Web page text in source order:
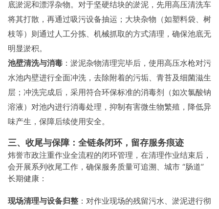
底淤泥和漂浮杂物。对于坚硬结块的淤泥，先用高压清洗车
将其打散，再通过吸污设备抽运；大块杂物（如塑料袋、树
枝等）则通过人工分拣、机械抓取的方式清理，确保池底无
明显淤积。
池壁清洗与消毒 ：淤泥杂物清理完毕后，使用高压水枪对污
水池内壁进行全面冲洗，去除附着的污垢、青苔及细菌滋生
层；冲洗完成后，采用符合环保标准的消毒剂（如次氯酸钠
溶液）对池内进行消毒处理，抑制有害微生物繁殖，降低异
味产生，保障后续使用安全。
三、收尾与保障：全链条闭环，留存服务痕迹
炜誉市政注重作业全流程的闭环管理，在清理作业结束后，
会开展系列收尾工作，确保服务质量可追溯、城市 “肠道”
长期健康：
现场清理与设备归整 ：对作业现场的残留污水、淤泥进行彻